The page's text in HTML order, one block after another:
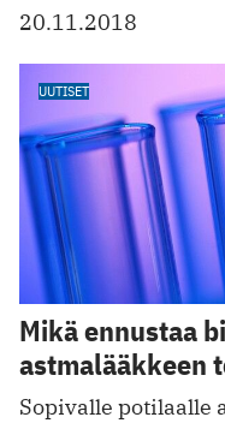
20.11.2018
UUTISET
Mikä ennustaa
astmalääkkeen
Sopivalle potilaalle